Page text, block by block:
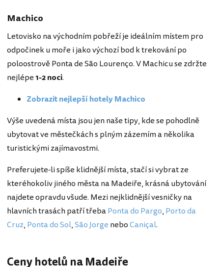
Machico
Letovisko na východním pobřeží je ideálním místem pro
odpočinek u moře i jako výchozí bod k trekování po
poloostrově Ponta de São Lourenço. V Machicu se zdržte
nejlépe1-2 noci.
Zobrazit nejlepší hotely Machico
Výše uvedená místa jsou jen naše tipy, kde se pohodlně
ubytovat ve městečkách s plným zázemím a několika
turistickými zajímavostmi.
Preferujete-li spíše klidnější místa, stačí si vybrat ze
kteréhokoliv jiného města na Madeiře, krásná ubytování
najdete opravdu všude. Mezi nejklidnější vesničky na
hlavních trasách patří třebaPonta do Pargo, Porto da
Cruz, Ponta do Sol,São Jorge neboCaniçal.
Ceny hotelů na Madeiře